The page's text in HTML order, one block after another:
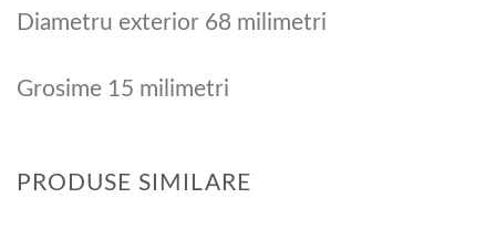
Diametru exterior 68 milimetri
Grosime 15 milimetri
PRODUSE SIMILARE